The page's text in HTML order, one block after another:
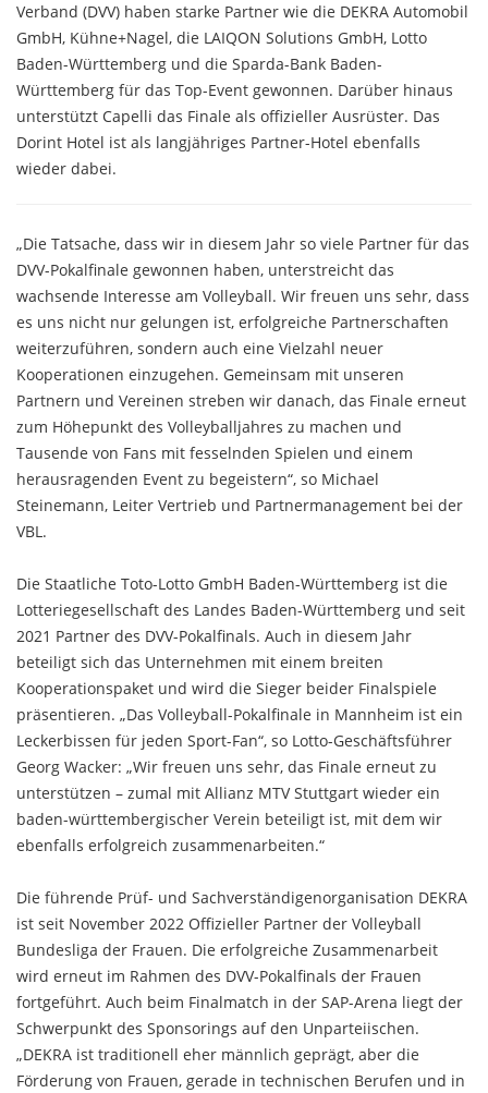
Verband (DVV) haben starke Partner wie die DEKRA Automobil
GmbH, Kühne+Nagel, die LAIQON Solutions GmbH, Lotto
Baden-Württemberg und die Sparda-Bank Baden-
Württemberg für das Top-Event gewonnen. Darüber hinaus
unterstützt Capelli das Finale als offizieller Ausrüster. Das
Dorint Hotel ist als langjähriges Partner-Hotel ebenfalls
wieder dabei.
„Die Tatsache, dass wir in diesem Jahr so viele Partner für das
DVV-Pokalfinale gewonnen haben, unterstreicht das
wachsende Interesse am Volleyball. Wir freuen uns sehr, dass
es uns nicht nur gelungen ist, erfolgreiche Partnerschaften
weiterzuführen, sondern auch eine Vielzahl neuer
Kooperationen einzugehen. Gemeinsam mit unseren
Partnern und Vereinen streben wir danach, das Finale erneut
zum Höhepunkt des Volleyballjahres zu machen und
Tausende von Fans mit fesselnden Spielen und einem
herausragenden Event zu begeistern“, so Michael
Steinemann, Leiter Vertrieb und Partnermanagement bei der
VBL.
Die Staatliche Toto-Lotto GmbH Baden-Württemberg ist die
Lotteriegesellschaft des Landes Baden-Württemberg und seit
2021 Partner des DVV-Pokalfinals. Auch in diesem Jahr
beteiligt sich das Unternehmen mit einem breiten
Kooperationspaket und wird die Sieger beider Finalspiele
präsentieren. „Das Volleyball-Pokalfinale in Mannheim ist ein
Leckerbissen für jeden Sport-Fan“, so Lotto-Geschäftsführer
Georg Wacker: „Wir freuen uns sehr, das Finale erneut zu
unterstützen – zumal mit Allianz MTV Stuttgart wieder ein
baden-württembergischer Verein beteiligt ist, mit dem wir
ebenfalls erfolgreich zusammenarbeiten.“
Die führende Prüf- und Sachverständigenorganisation DEKRA
ist seit November 2022 Offizieller Partner der Volleyball
Bundesliga der Frauen. Die erfolgreiche Zusammenarbeit
wird erneut im Rahmen des DVV-Pokalfinals der Frauen
fortgeführt. Auch beim Finalmatch in der SAP-Arena liegt der
Schwerpunkt des Sponsorings auf den Unparteiischen.
„DEKRA ist traditionell eher männlich geprägt, aber die
Förderung von Frauen, gerade in technischen Berufen und in